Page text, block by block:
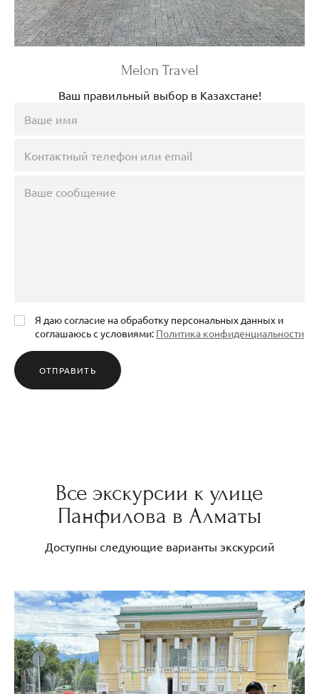
Melon Travel
Ваш правильный выбор в Казахстане!
Я даю согласие на обработку персональных данных и
соглашаюсь с условиями: Политика конфиденциальности
ОТПРАВИТЬ
Все экскурсии к улице
Панфилова в Алматы
Доступны следующие варианты экскурсий